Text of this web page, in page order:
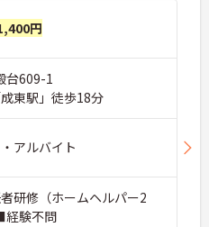
円
台609-1
東駅」徒歩18分
アルバイト
研修（ホームヘルパー2
経験不問